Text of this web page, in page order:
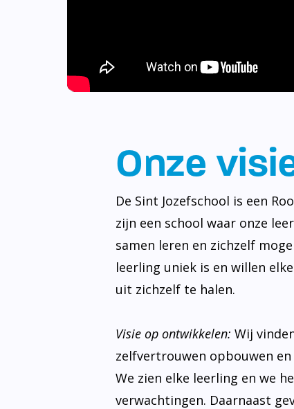
Onze
De Sint Jozefschool is een
zijn een school waar onze
samen leren en zichzelf
leerling uniek is en willen
uit zichzelf te halen.
Visie op ontwikkelen: Wij
zelfvertrouwen opbouwen
We zien elke leerling en we
verwachtingen. Daarnaast